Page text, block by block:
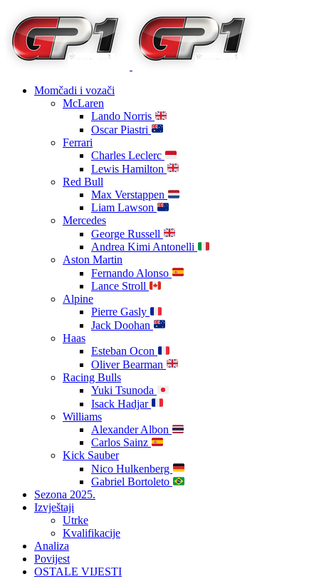
Momčadi i vozači
McLaren
Lando Norris
Oscar Piastri
Ferrari
Charles Leclerc
Lewis Hamilton
Red Bull
Max Verstappen
Liam Lawson
Mercedes
George Russell
Andrea Kimi Antonelli
Aston Martin
Fernando Alonso
Lance Stroll
Alpine
Pierre Gasly
Jack Doohan
Haas
Esteban Ocon
Oliver Bearman
Racing Bulls
Yuki Tsunoda
Isack Hadjar
Williams
Alexander Albon
Carlos Sainz
Kick Sauber
Nico Hulkenberg
Gabriel Bortoleto
Sezona 2025.
Izvještaji
Utrke
Kvalifikacije
Analiza
Povijest
OSTALE VIJESTI